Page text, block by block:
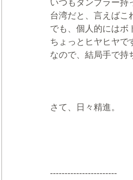
いつもタンブラー持
台湾だと、言えばこ
でも、個人的にはボ
ちょっとヒヤヒヤで
なので、結局手で持
さて、日々精進。
-----------------------